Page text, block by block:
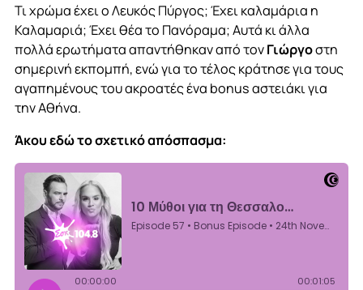
Τι χρώμα έχει ο Λευκός Πύργος; Έχει καλαμάρια η
Καλαμαριά; Έχει θέα το Πανόραμα; Αυτά κι άλλα
πολλά ερωτήματα απαντήθηκαν από τονΓιώργοστη
σημερινή εκπομπή, ενώ για το τέλος κράτησε για τους
αγαπημένους του ακροατές ένα bonus αστειάκι για
την Αθήνα.
Άκου εδώ το σχετικό απόσπασμα: